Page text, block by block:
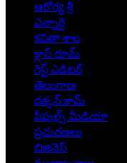
ఆరోగ్య శ్రీ
ఎన్నారై
కవితా శాల
క్లాస్ రూమ్
గెస్ట్ ఎడిటర్
తెలంగాణ
దక్కన్.కామ్
పీపుల్స్ ‌మీడియా
ప్రచురణలు
బిజినెస్